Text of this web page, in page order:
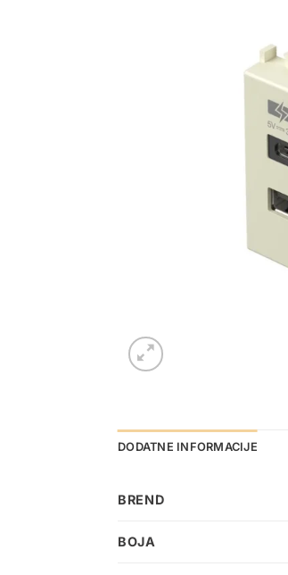
DODATNE INFORMACIJE
BREND
BOJA